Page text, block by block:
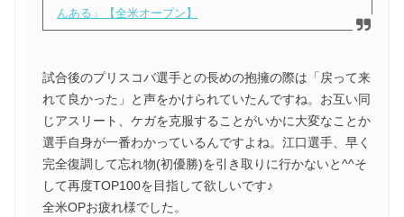
んある」【全米オープン】
試合後のプリスコバ選手との長めの抱擁の際は「戻って来
れて良かった」と声をかけられていたんですね。お互い同
じアスリート、ケガを克服することがいかに大変なことか
選手自身が一番わかっているんですよね。江口選手、早く
完全復調して忘れ物(初優勝)を引き取りに行かないと^^そ
して再度TOP100を目指して欲しいです♪
全米OPお疲れ様でした。